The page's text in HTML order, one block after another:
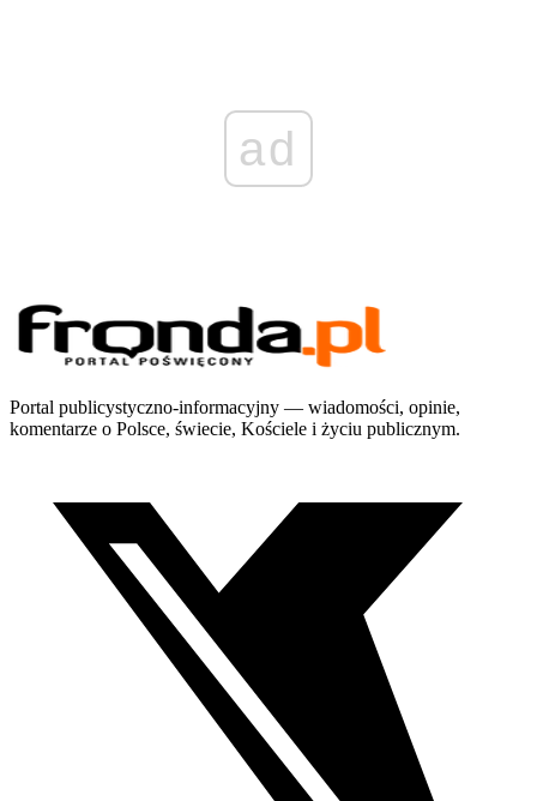
ad
Portal publicystyczno-informacyjny — wiadomości, opinie,
komentarze o Polsce, świecie, Kościele i życiu publicznym.